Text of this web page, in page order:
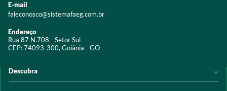
E-mail
faleconosco@sistemafaeg.com.br
Endereço
Rua 87 N.708 - Setor Sul
CEP: 74093-300, Goiânia - GO
Descubra